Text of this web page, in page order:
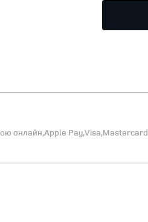
онлайн,Apple Pay,Visa,Mastercard